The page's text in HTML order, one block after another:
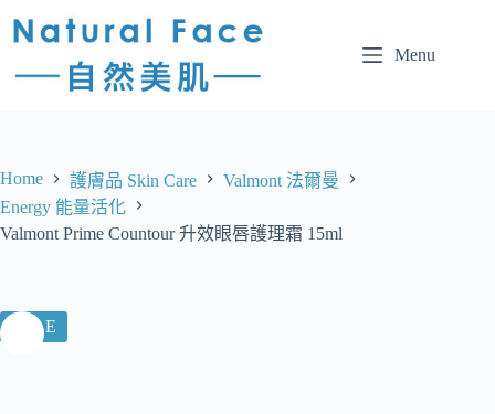
Menu
Home 護膚品 Skin Care
Valmont 法爾曼
Energy 能量活化
Valmont Prime Countour 升效眼唇護理霜 15ml
SALE